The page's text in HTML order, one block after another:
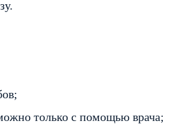
только с помощью врача;